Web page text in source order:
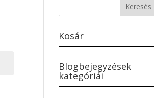
Kosár
Blogbejegyzések
kategóriái